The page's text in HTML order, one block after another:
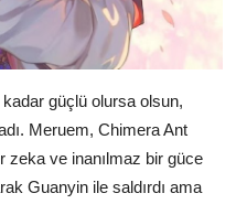
güçlü olursa olsun,
Meruem, Chimera Ant
zeka ve inanılmaz bir güce
Guanyin ile saldırdı ama